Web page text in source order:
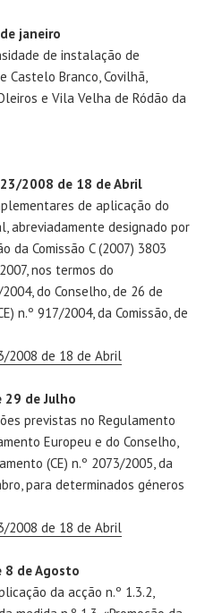
janeiro
de instalação de
Castelo Branco, Covilhã,
e Vila Velha de Ródão da
2008 de 18 de Abril
de aplicação do
abreviadamente designado por
da Comissão C (2007) 3803
nos termos do
do Conselho, de 26 de
n.º 917/2004, da Comissão, de
2008 de 18 de Abril
de Julho
previstas no Regulamento
Europeu e do Conselho,
(CE) n.º 2073/2005, da
para determinados géneros
2008 de 18 de Abril
8 de Agosto
da acção n.º 1.3.2,